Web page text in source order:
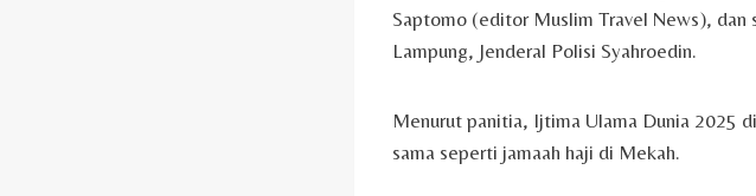
Saptomo (editor Muslim Travel News), dan
Lampung, Jenderal Polisi Syahroedin.
Menurut panitia, Ijtima Ulama Dunia 2025
sama seperti jamaah haji di Mekah.